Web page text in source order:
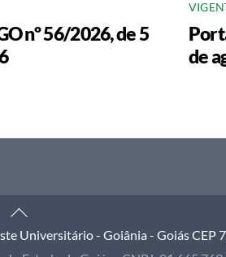
nº 56/2026, de 5
de
Back
ToUniversitário - Goiânia - Goiás